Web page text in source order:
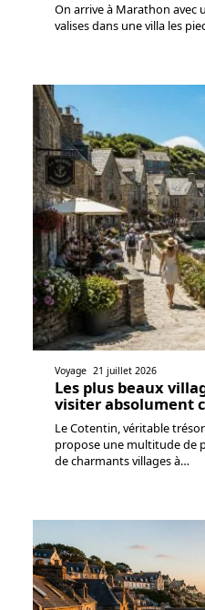
On arrive à Marathon avec
valises dans une villa les
Voyage 21 juillet 2026
Les plus beaux
visiter absolument
Le Cotentin, véritable
propose une multitude de
de charmants villages à…